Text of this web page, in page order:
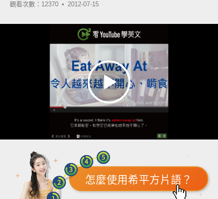
觀看次數：12370 • 2012-07-15
怎麼使用希平方片語？